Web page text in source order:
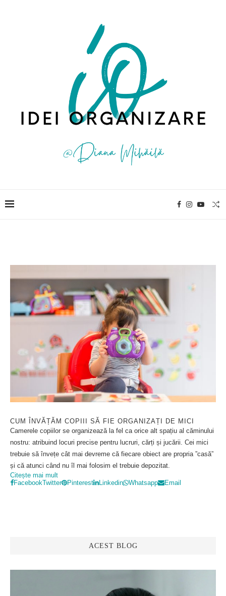
CUM ÎNVĂȚĂM COPIII SĂ FIE ORGANIZAȚI DE MICI
Camerele copiilor se organizează la fel ca orice alt spațiu al căminului
nostru: atribuind locuri precise pentru lucruri, cărți și jucării. Cei mici
trebuie să învețe cât mai devreme că fiecare obiect are propria ”casă”
și că atunci când nu îl mai folosim el trebuie depozitat.
Citește mai mult
FacebookTwitter Pinterest Linkedin Whatsapp Email
ACEST BLOG